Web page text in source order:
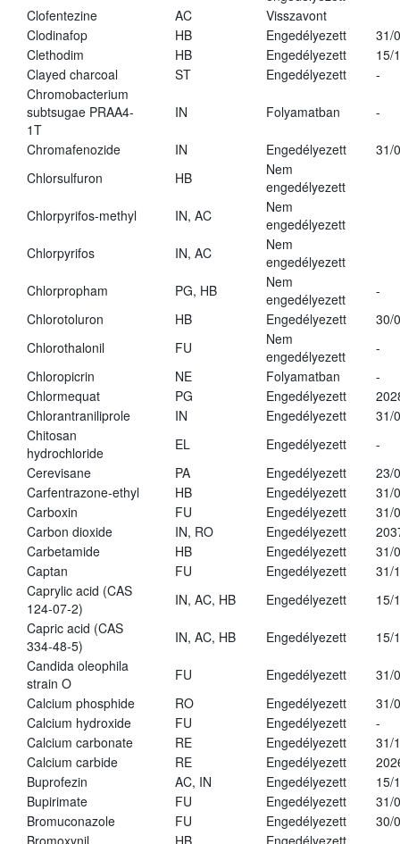
Clofentezine
AC
Visszavont
Clodinafop
HB Engedélyezett
31/
Clethodim
HB Engedélyezett
15/
Clayed charcoal
ST Engedélyezett
-
Chromobacterium
subtsugae PRAA4-
1T
IN Folyamatban -
Chromafenozide IN Engedélyezett
31/
Chlorsulfuron
HB
Nem
engedélyezett
Chlorpyrifos-methyl
IN, AC
Nem
engedélyezett
Chlorpyrifos
IN, AC
Nem
engedélyezett
Chlorpropham
PG, HB
Nem
engedélyezett
-
Chlorotoluron
HB Engedélyezett
30/
Chlorothalonil
FU
Nem
engedélyezett
-
Chloropicrin
NE Folyamatban
-
Chlormequat
PG Engedélyezett
Chlorantraniliprole
IN Engedélyezett
31/
Chitosan
hydrochloride
EL Engedélyezett
-
Cerevisane
PA Engedélyezett
23/
Carfentrazone-ethyl
HB Engedélyezett
31/
Carboxin
FU Engedélyezett
31/
Carbon dioxide
IN, RO Engedélyezett
Carbetamide
HB Engedélyezett
31/
Captan
FU Engedélyezett
31/
Caprylic acid (CAS
124-07-2)
IN, AC, HB Engedélyezett
15/
Capric acid (CAS
334-48-5)
IN, AC, HB Engedélyezett
15/
Candida oleophila
strain O
FU Engedélyezett
31/
Calcium phosphide
RO Engedélyezett
31/
Calcium hydroxide
FU Engedélyezett
-
Calcium carbonate
RE Engedélyezett
31/
Calcium carbide
RE Engedélyezett
Buprofezin
AC, IN Engedélyezett
15/
Bupirimate
FU Engedélyezett
31/
Bromuconazole
FU Engedélyezett
30/